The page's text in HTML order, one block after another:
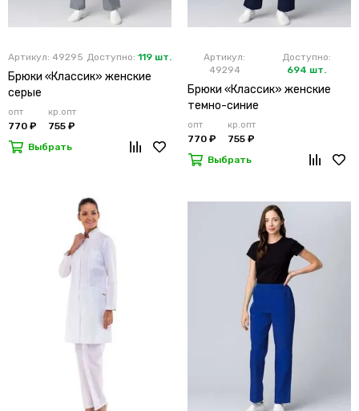
Артикул: 49295 Доступно: 119 шт.
Брюки «Классик» женские
серые
опт
770 ₽
кр.опт
755 ₽
Выбрать
Артикул:
49294
Доступно:
694 шт.
Брюки «Классик» женские
темно-синие
опт
770 ₽
кр.опт
755 ₽
Выбрать